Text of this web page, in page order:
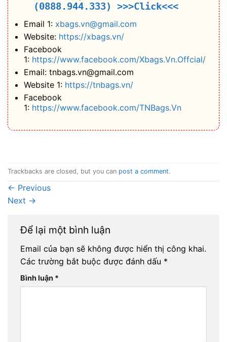
(0888.944.333) >>>Click<<<
Email 1: xbags.vn@gmail.com
Website: https://xbags.vn/
Facebook
1: https://www.facebook.com/Xbags.Vn.Offcial/
Email: tnbags.vn@gmail.com
Website 1: https://tnbags.vn/
Facebook
1: https://www.facebook.com/TNBags.Vn
Trackbacks are closed, but you can post a comment.
← Previous
Next →
Để lại một bình luận
Email của bạn sẽ không được hiển thị công khai.
Các trường bắt buộc được đánh dấu *
Bình luận *